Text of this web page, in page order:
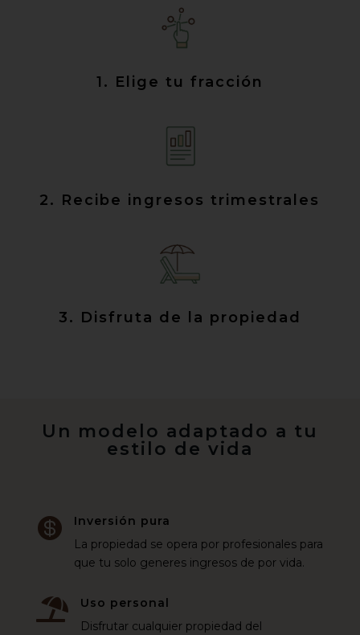
1. Elige tu fracción
2. Recibe ingresos trimestrales
3. Disfruta de la propiedad
Un modelo adaptado a tu
estilo de vida

Inversión pura
La propiedad se opera por profesionales para
que tu solo generes ingresos de por vida.

Uso personal
Disfrutar cualquier propiedad del